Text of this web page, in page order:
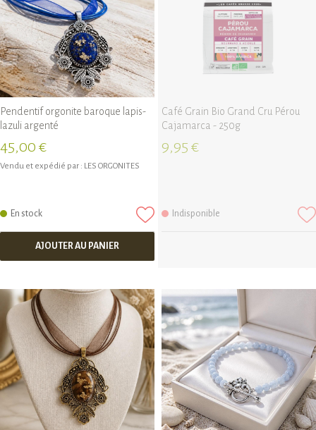
Pendentif orgonite baroque lapis-
lazuli argenté
45,00 €
Vendu et expédié par : LES ORGONITES
En stock
AJOUTER AU PANIER
Café Grain Bio Grand Cru Pérou
Cajamarca - 250g
9,95 €
Indisponible